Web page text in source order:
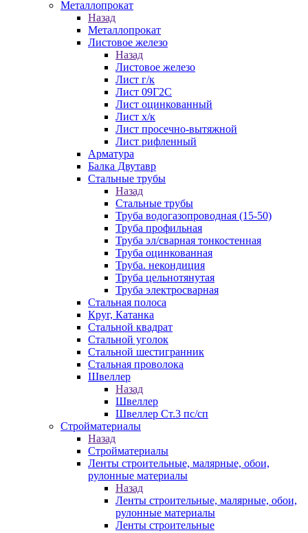
Металлопрокат
Назад
Металлопрокат
Листовое железо
Назад
Листовое железо
Лист г/к
Лист 09Г2С
Лист оцинкованный
Лист х/к
Лист просечно-вытяжной
Лист рифленный
Арматура
Балка Двутавр
Стальные трубы
Назад
Стальные трубы
Труба водогазопроводная (15-50)
Труба профильная
Труба эл/сварная тонкостенная
Труба оцинкованная
Труба. некондиция
Труба цельнотянутая
Труба электросварная
Стальная полоса
Круг, Катанка
Стальной квадрат
Стальной уголок
Стальной шестигранник
Стальная проволока
Швеллер
Назад
Швеллер
Швеллер Ст.3 пс/сп
Стройматериалы
Назад
Стройматериалы
Ленты строительные, малярные, обои,
рулонные материалы
Назад
Ленты строительные, малярные, обои,
рулонные материалы
Ленты строительные